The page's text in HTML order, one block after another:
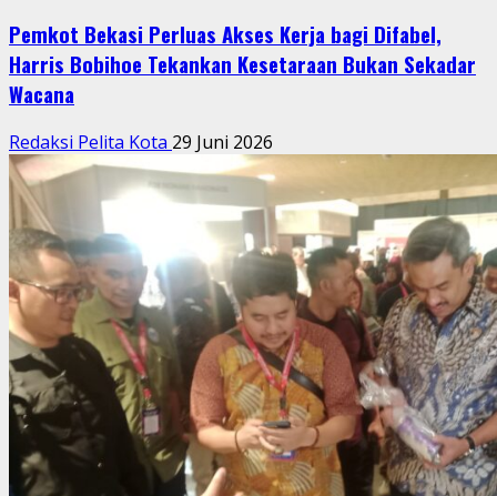
Pemkot Bekasi Perluas Akses Kerja bagi Difabel,
Harris Bobihoe Tekankan Kesetaraan Bukan Sekadar
Wacana
Redaksi Pelita Kota 29 Juni 2026